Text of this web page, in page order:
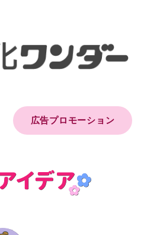
広告プロモーション